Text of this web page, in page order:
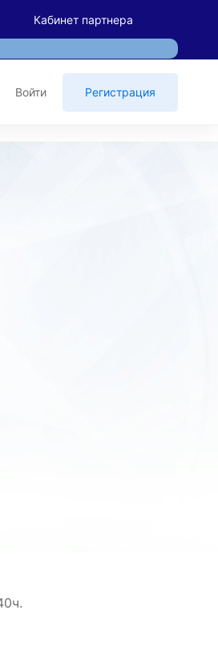
Кабинет партнера
Войти Регистрация